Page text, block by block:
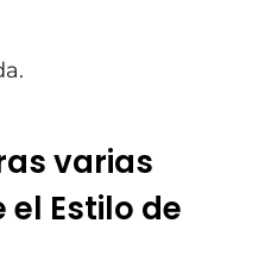
varias
Estilo de